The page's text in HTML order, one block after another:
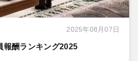
2025年08月07日
報酬ランキング2025